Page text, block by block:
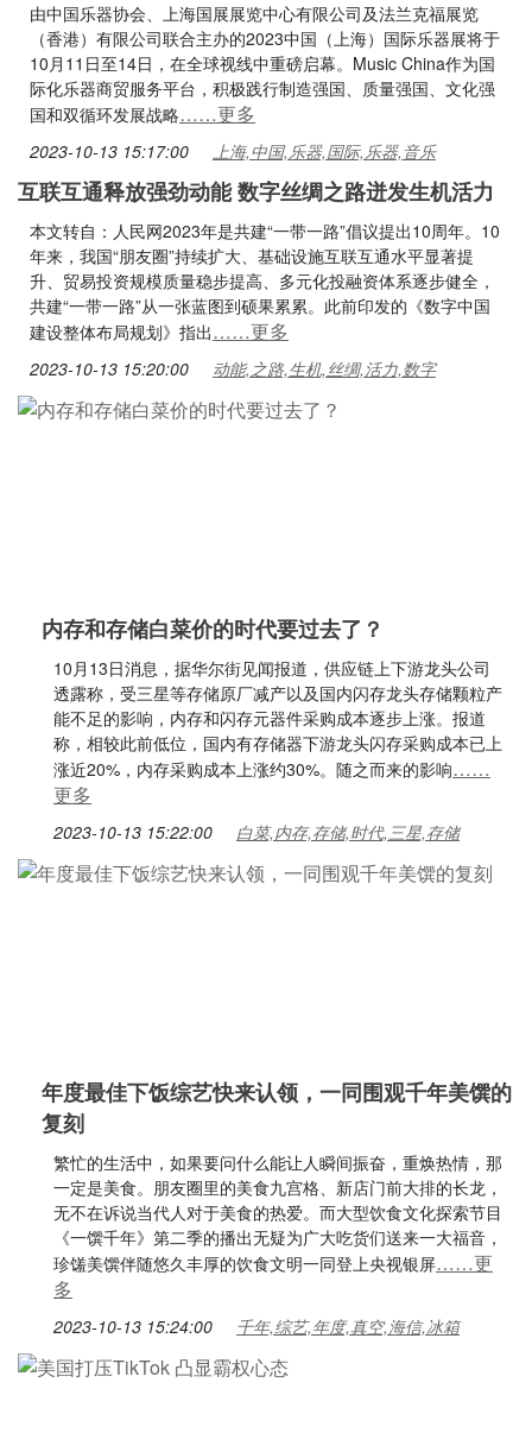
由中国乐器协会、上海国展展览中心有限公司及法兰克福展览
（香港）有限公司联合主办的2023中国（上海）国际乐器展将于
10月11日至14日，在全球视线中重磅启幕。Music China作为国
际化乐器商贸服务平台，积极践行制造强国、质量强国、文化强
国和双循环发展战略……更多
2023-10-13 15:17:00 上海,中国,乐器,国际,乐器,音乐
互联互通释放强劲动能 数字丝绸之路迸发生机活力
本文转自：人民网2023年是共建“一带一路”倡议提出10周年。10
年来，我国“朋友圈”持续扩大、基础设施互联互通水平显著提
升、贸易投资规模质量稳步提高、多元化投融资体系逐步健全，
共建“一带一路”从一张蓝图到硕果累累。此前印发的《数字中国
建设整体布局规划》指出……更多
2023-10-13 15:20:00 动能,之路,生机,丝绸,活力,数字
内存和存储白菜价的时代要过去了？
10月13日消息，据华尔街见闻报道，供应链上下游龙头公司
透露称，受三星等存储原厂减产以及国内闪存龙头存储颗粒产
能不足的影响，内存和闪存元器件采购成本逐步上涨。报道
称，相较此前低位，国内有存储器下游龙头闪存采购成本已上
涨近20%，内存采购成本上涨约30%。随之而来的影响……
更多
2023-10-13 15:22:00 白菜,内存,存储,时代,三星,存储
年度最佳下饭综艺快来认领，一同围观千年美馔的
复刻
繁忙的生活中，如果要问什么能让人瞬间振奋，重焕热情，那
一定是美食。朋友圈里的美食九宫格、新店门前大排的长龙，
无不在诉说当代人对于美食的热爱。而大型饮食文化探索节目
《一馔千年》第二季的播出无疑为广大吃货们送来一大福音，
珍馐美馔伴随悠久丰厚的饮食文明一同登上央视银屏……更
多
2023-10-13 15:24:00 千年,综艺,年度,真空,海信,冰箱